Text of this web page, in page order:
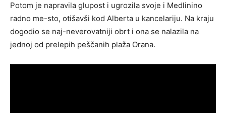
Potom je napravila glupost i ugrozila svoje i Medlinino
radno me-sto, otišavši kod Alberta u kancelariju. Na kraju
dogodio se naj-neverovatniji obrt i ona se nalazila na
jednoj od prelepih peščanih plaža Orana.